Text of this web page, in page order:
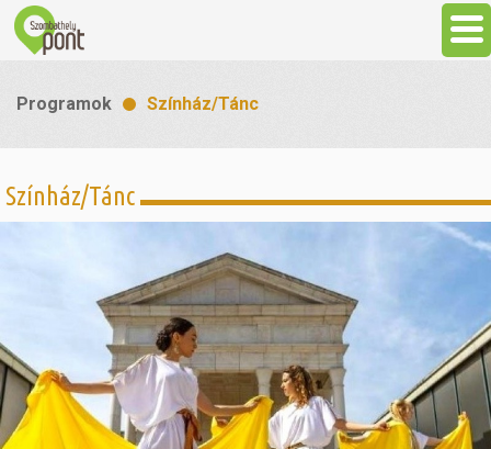
Látnivalók
Gasztronómia
Szállás
Sport
Programok Színház/Tánc
Színház/Tánc